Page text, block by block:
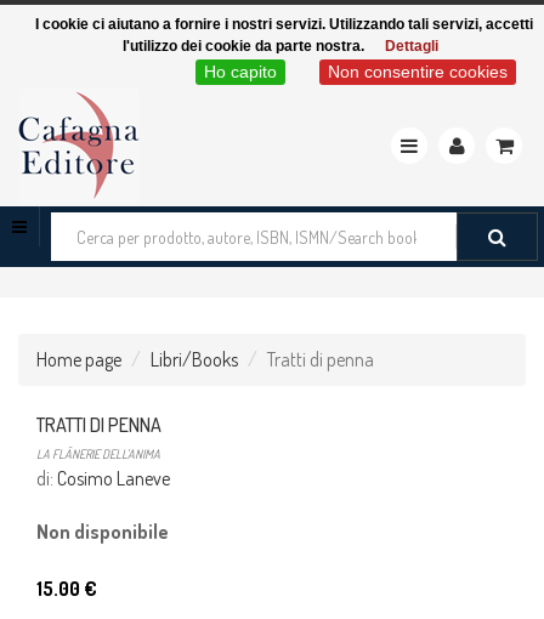
Toggle
Cerca
tra
Home page
Libri/Books Tratti di penna
TRATTI DI PENNA
LA FLÂNERIE DELL'ANIMA
di: Cosimo Laneve
Non disponibile
15.00 €
I cookie ci aiutano a fornire i nostri servizi. Utilizzando tali servizi, accetti
l'utilizzo dei cookie da parte nostra.
Dettagli
Non consentire cookies
Ho capito